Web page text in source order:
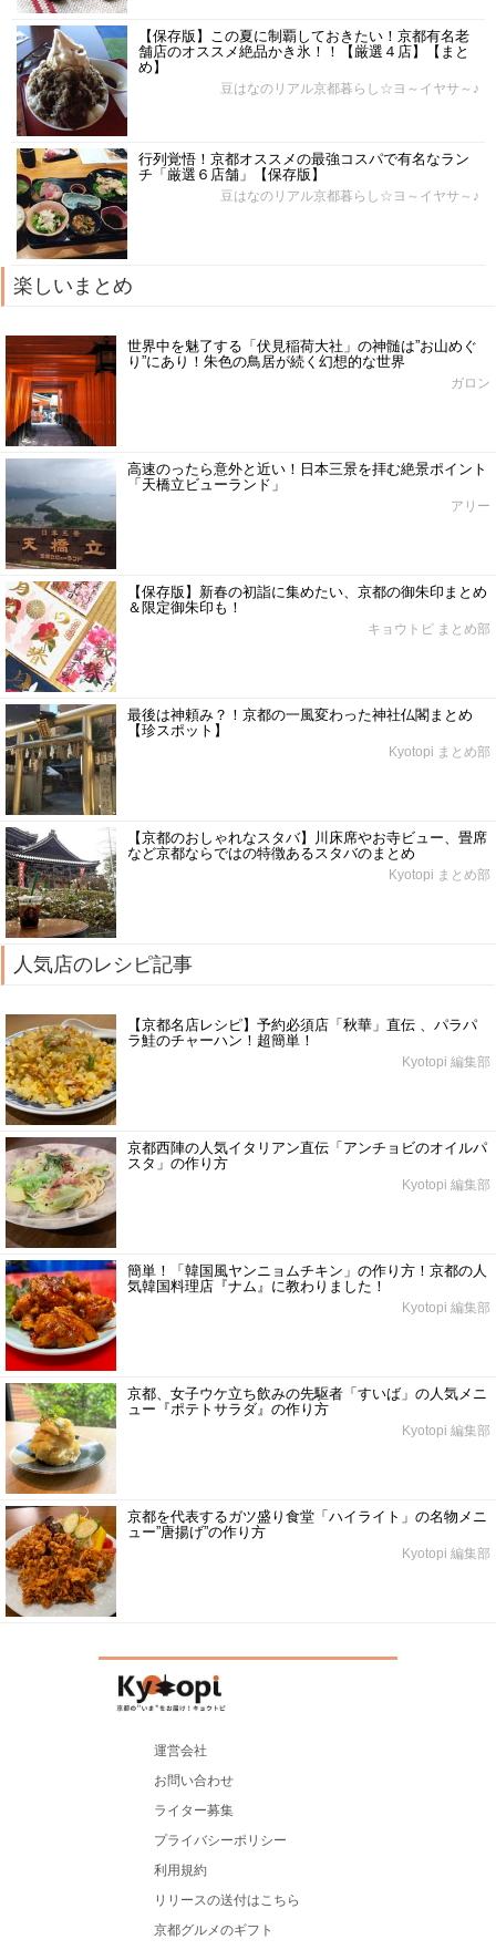
【保存版】この夏に制覇しておきたい！京都有名老
舗店のオススメ絶品かき氷！！【厳選４店】【まと
め】
豆はなのリアル京都暮らし☆ヨ～イヤサ～♪
行列覚悟！京都オススメの最強コスパで有名なラン
チ「厳選６店舗」【保存版】
豆はなのリアル京都暮らし☆ヨ～イヤサ～♪
楽しいまとめ
世界中を魅了する「伏見稲荷大社」の神髄は”お山めぐ
り”にあり！朱色の鳥居が続く幻想的な世界
ガロン
高速のったら意外と近い！日本三景を拝む絶景ポイント
「天橋立ビューランド」
アリー
【保存版】新春の初詣に集めたい、京都の御朱印まとめ
＆限定御朱印も！
キョウトピ まとめ部
最後は神頼み？！京都の一風変わった神社仏閣まとめ
【珍スポット】
Kyotopi まとめ部
【京都のおしゃれなスタバ】川床席やお寺ビュー、畳席
など京都ならではの特徴あるスタバのまとめ
Kyotopi まとめ部
人気店のレシピ記事
【京都名店レシピ】予約必須店「秋華」直伝 、パラパ
ラ鮭のチャーハン！超簡単！
Kyotopi 編集部
京都西陣の人気イタリアン直伝「アンチョビのオイルパ
スタ」の作り方
Kyotopi 編集部
簡単！「韓国風ヤンニョムチキン」の作り方！京都の人
気韓国料理店『ナム』に教わりました！
Kyotopi 編集部
京都、女子ウケ立ち飲みの先駆者「すいば」の人気メニ
ュー『ポテトサラダ』の作り方
Kyotopi 編集部
京都を代表するガツ盛り食堂「ハイライト」の名物メニ
ュー”唐揚げ”の作り方
Kyotopi 編集部
運営会社
お問い合わせ
ライター募集
プライバシーポリシー
利用規約
リリースの送付はこちら
京都グルメのギフト